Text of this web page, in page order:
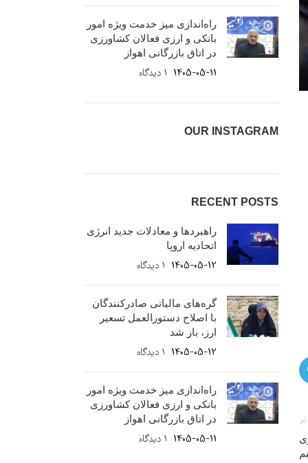
راه‌اندازی میز خدمت ویژه امور
بانکی و ارزی فعالان کشاورزی
در اتاق بازرگانی اهواز
1405-05-11 ۱ دیدگاه
OUR INSTAGRAM
RECENT POSTS
راهبردها و معادلات جدید انرژی
اتحادیه اروپا
1405-05-12 ۱ دیدگاه
گره‌های مالیاتی صادرکنندگان
با اصلاح دستورالعمل تسعیر
ارز، باز شد
1405-05-12 ۱ دیدگاه
راه‌اندازی میز خدمت ویژه امور
بانکی و ارزی فعالان کشاورزی
در اتاق بازرگانی اهواز
1405-05-11 ۱ دیدگاه